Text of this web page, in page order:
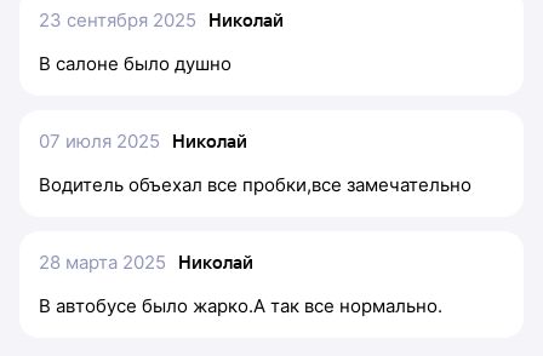
23 сентября 2025
Николай
В салоне было душно
07 июля 2025
Николай
Водитель объехал все пробки,все замечательно
28 марта 2025
Николай
В автобусе было жарко.А так все нормально.